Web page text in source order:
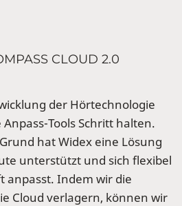
CLOUD 2.0
der Hörtechnologie
Tools Schritt halten.
hat Widex eine Lösung
unterstützt und sich flexibel
anpasst. Indem wir die
Cloud verlagern, können wir